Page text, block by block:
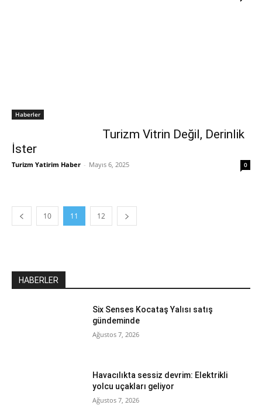
Haberler
Turizm Vitrin Değil, Derinlik
İster
Turizm Yatirim Haber - Mayıs 6, 2025 0
10 11 12
HABERLER
Six Senses Kocataş Yalısı satış
gündeminde
Ağustos 7, 2026
Havacılıkta sessiz devrim: Elektrikli
yolcu uçakları geliyor
Ağustos 7, 2026